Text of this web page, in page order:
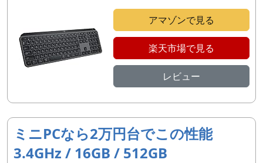
アマゾンで見る
楽天市場で見る
レビュー
ミニPCなら2万円台でこの性能
3.4GHz / 16GB / 512GB